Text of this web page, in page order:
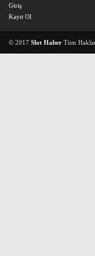
Giriş
Kayıt Ol
© 2017 Slot Haber Tüm